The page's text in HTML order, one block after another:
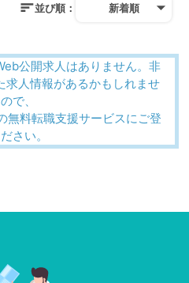
並び順： 新着順
公開求人はありません。非
求人情報があるかもしれませ
で、
無料転職支援サービスにご登
さい。